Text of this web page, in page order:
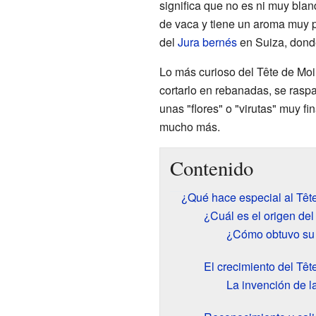
significa que no es ni muy
de vaca y tiene un aroma muy
del Jura bernésen Suiza,
Lo más curioso del Tête de
cortarlo en rebanadas, se
unas "flores" o "virutas" muy
mucho más.
Contenido
¿Qué hace especial al
¿Cuál es el origen
¿Cómo obtuvo
El crecimiento del
La invención de